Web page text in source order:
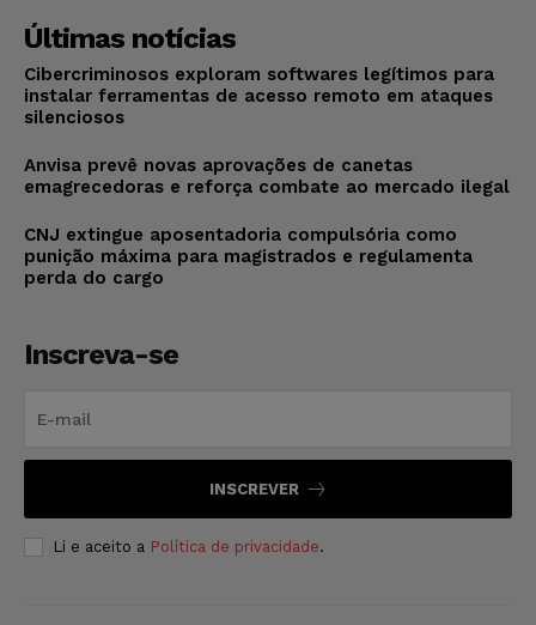
Últimas notícias
Cibercriminosos exploram softwares legítimos para
instalar ferramentas de acesso remoto em ataques
silenciosos
Anvisa prevê novas aprovações de canetas
emagrecedoras e reforça combate ao mercado ilegal
CNJ extingue aposentadoria compulsória como
punição máxima para magistrados e regulamenta
perda do cargo
Inscreva-se
INSCREVER
Li e aceito a Política de privacidade.